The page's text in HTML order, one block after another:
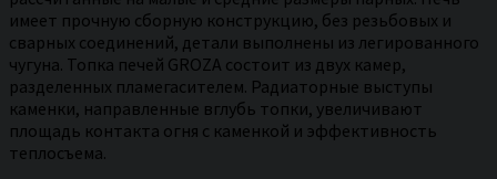
имеет прочную сборную конструкцию, без резьбовых и
сварных соединений, детали выполнены из легированного
чугуна. Топка печей GROZA состоит из двух камер,
разделенных пламегасителем. Радиаторные выступы
каменки, направленные вглубь топки, увеличивают
площадь контакта огня с каменкой и эффективность
теплосъема.